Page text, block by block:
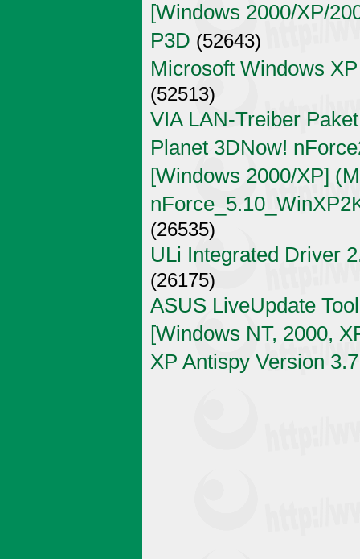
[Windows 2000/XP/
P3D (52643)
Microsoft Windows
(52513)
VIA LAN-Treiber
Planet 3DNow!
[Windows 2000/XP]
(26535)
ULi Integrated Driver
(26175)
ASUS LiveUpdate
[Windows NT, 2000,
XP Antispy Version